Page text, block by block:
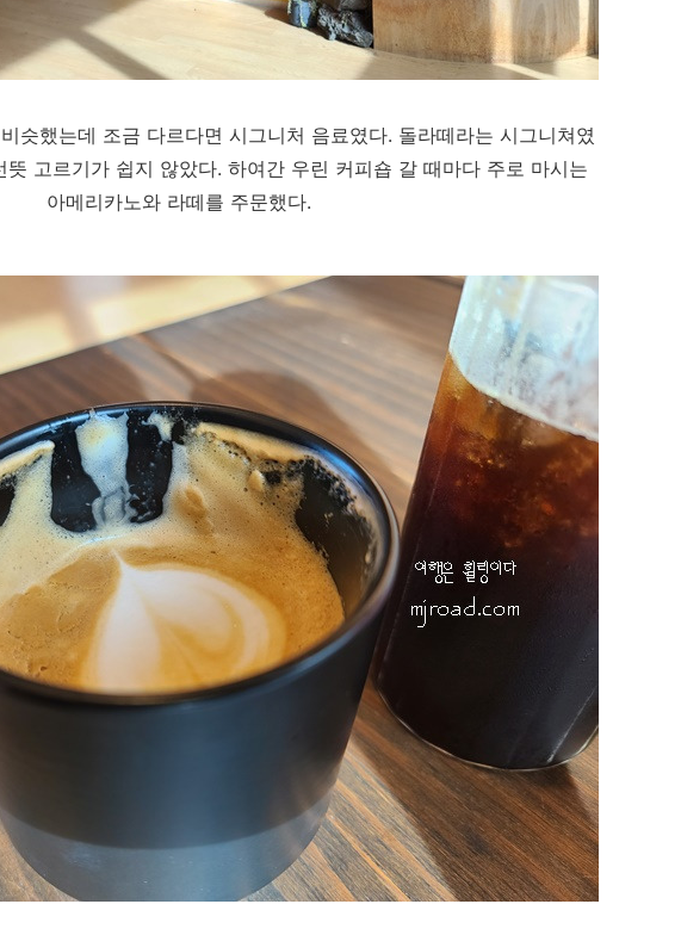
슷했는데 조금 다르다면 시그니처 음료였다. 돌라떼라는 시그니쳐였
고르기가 쉽지 않았다. 하여간 우린 커피숍 갈 때마다 주로 마시는
아메리카노와 라떼를 주문했다.